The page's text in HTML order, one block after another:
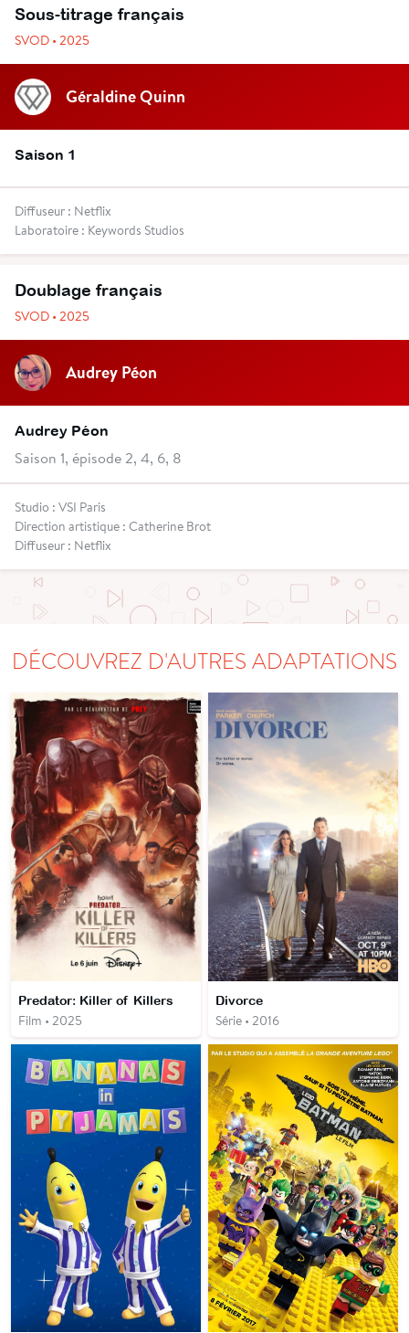
Sous-titrage français
SVOD • 2025
Géraldine Quinn
Saison 1
Diffuseur : Netflix
Laboratoire : Keywords Studios
Doublage français
SVOD • 2025
Audrey Péon
Audrey Péon
Saison 1, épisode 2, 4, 6, 8
Studio : VSI Paris
Direction artistique : Catherine Brot
Diffuseur : Netflix
DÉCOUVREZ D'AUTRES ADAPTATIONS
Predator: Killer of Killers
Film • 2025
Divorce
Série • 2016